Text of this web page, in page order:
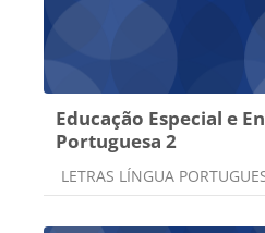
Educação Especial e
Portuguesa 2
Categoria do curso
LETRAS LÍNGUA